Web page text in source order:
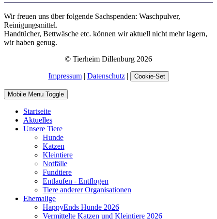
Wir freuen uns über folgende Sachspenden: Waschpulver,
Reinigungsmittel.
Handtücher, Bettwäsche etc. können wir aktuell nicht mehr lagern,
wir haben genug.
© Tierheim Dillenburg 2026
Impressum| Datenschutz| Cookie-Set
Mobile Menu Toggle
Startseite
Aktuelles
Unsere Tiere
Hunde
Katzen
Kleintiere
Notfälle
Fundtiere
Entlaufen - Entflogen
Tiere anderer Organisationen
Ehemalige
HappyEnds Hunde 2026
Vermittelte Katzen und Kleintiere 2026